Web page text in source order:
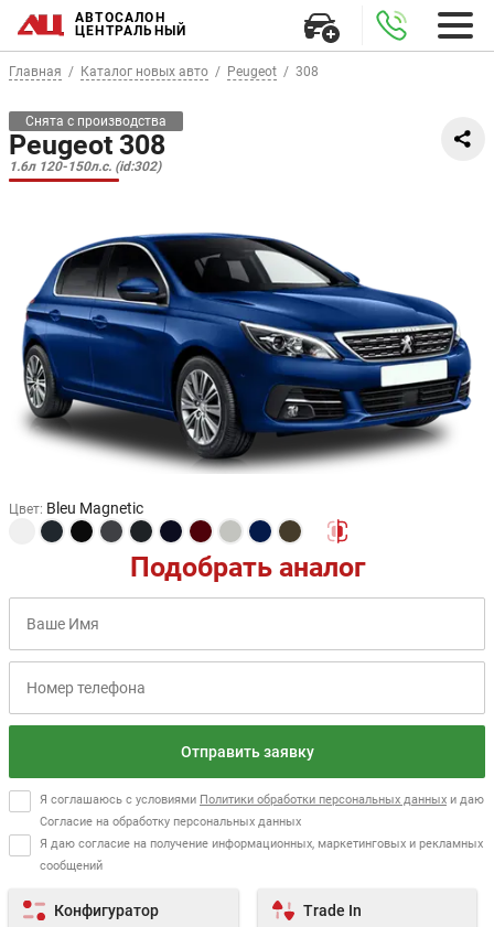
АВТОСАЛОН
ЦЕНТРАЛЬНЫЙ
Главная Каталог новых авто Peugeot 308
Снята с производства
Peugeot 308
1.6л 120-150л.с. (id:302)
Цвет: Bleu Magnetic
Подобрать аналог
Отправить заявку
Я соглашаюсь с условиями Политики обработки персональных данных и даю
Согласие на обработку персональных данных
Я даю согласие на получение информационных, маркетинговых и рекламных
сообщений
Конфигуратор Trade In